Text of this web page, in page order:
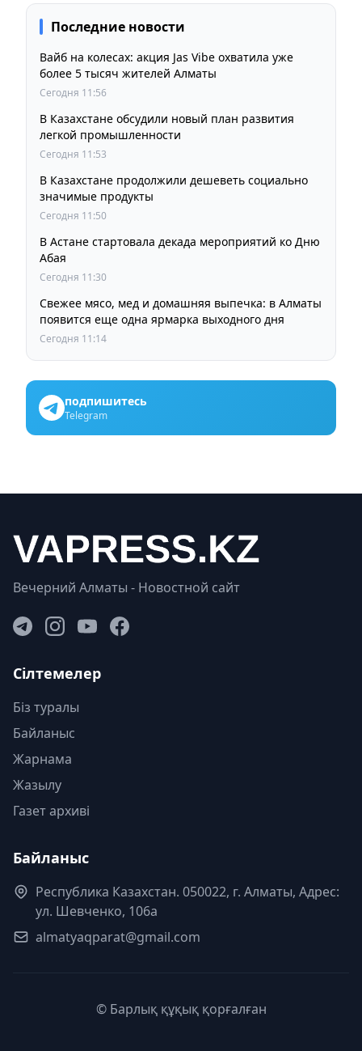
Последние новости
Вайб на колесах: акция Jas Vibe охватила уже
более 5 тысяч жителей Алматы
Сегодня 11:56
В Казахстане обсудили новый план развития
легкой промышленности
Сегодня 11:53
В Казахстане продолжили дешеветь социально
значимые продукты
Сегодня 11:50
В Астане стартовала декада мероприятий ко Дню
Абая
Сегодня 11:30
Свежее мясо, мед и домашняя выпечка: в Алматы
появится еще одна ярмарка выходного дня
Сегодня 11:14
подпишитесь
Telegram
Вечерний Алматы - Новостной сайт
Сілтемелер
Біз туралы
Байланыс
Жарнама
Жазылу
Газет архиві
Байланыс
Республика Казахстан. 050022, г. Алматы, Адрес:
ул. Шевченко, 106а
almatyaqparat@gmail.com
© Барлық құқық қорғалған